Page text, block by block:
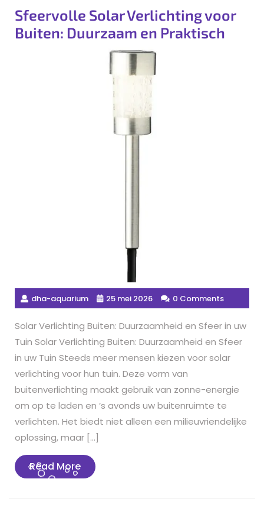
Sfeervolle Solar Verlichting voor
Buiten: Duurzaam en Praktisch
dha-aquarium 25 mei 2026 0 Comments
Solar Verlichting Buiten: Duurzaamheid en Sfeer in uw
Tuin Solar Verlichting Buiten: Duurzaamheid en Sfeer
in uw Tuin Steeds meer mensen kiezen voor solar
verlichting voor hun tuin. Deze vorm van
buitenverlichting maakt gebruik van zonne-energie
om op te laden en ’s avonds uw buitenruimte te
verlichten. Het biedt niet alleen een milieuvriendelijke
oplossing, maar […]
Read MoreRead
More